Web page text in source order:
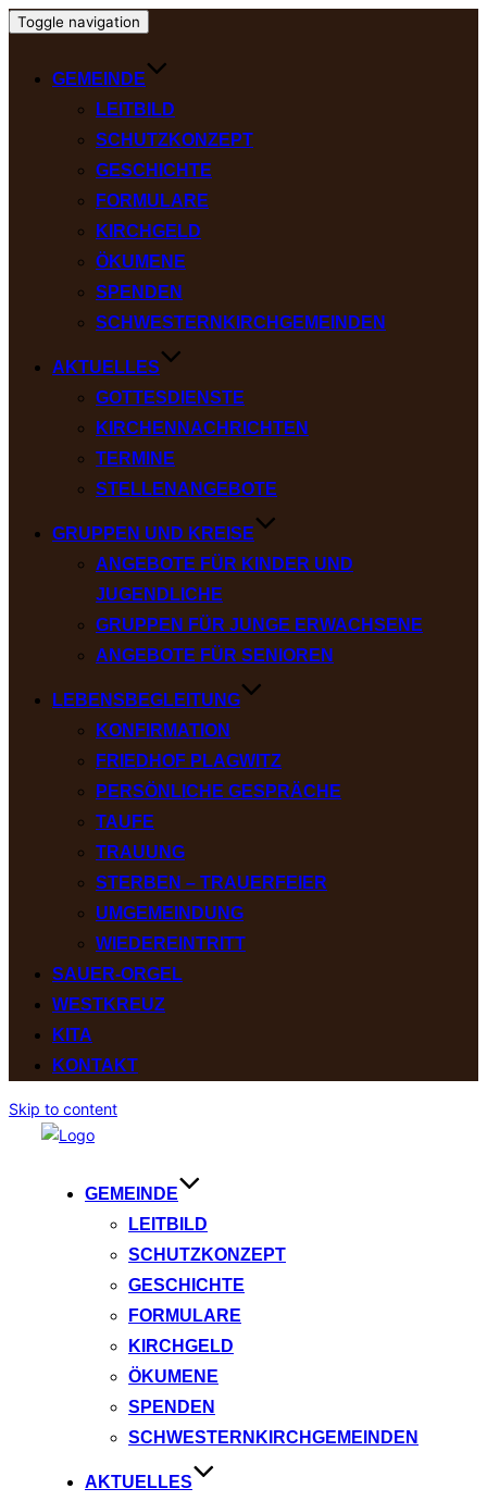
Toggle navigation
GEMEINDE
LEITBILD
SCHUTZKONZEPT
GESCHICHTE
FORMULARE
KIRCHGELD
ÖKUMENE
SPENDEN
SCHWESTERNKIRCHGEMEINDEN
AKTUELLES
GOTTESDIENSTE
KIRCHENNACHRICHTEN
TERMINE
STELLENANGEBOTE
GRUPPEN UND KREISE
ANGEBOTE FÜR KINDER UND
JUGENDLICHE
GRUPPEN FÜR JUNGE ERWACHSENE
ANGEBOTE FÜR SENIOREN
LEBENSBEGLEITUNG
KONFIRMATION
FRIEDHOF PLAGWITZ
PERSÖNLICHE GESPRÄCHE
TAUFE
TRAUUNG
STERBEN – TRAUERFEIER
UMGEMEINDUNG
WIEDEREINTRITT
SAUER-ORGEL
WESTKREUZ
KITA
KONTAKT
Skip to content
GEMEINDE
LEITBILD
SCHUTZKONZEPT
GESCHICHTE
FORMULARE
KIRCHGELD
ÖKUMENE
SPENDEN
SCHWESTERNKIRCHGEMEINDEN
AKTUELLES